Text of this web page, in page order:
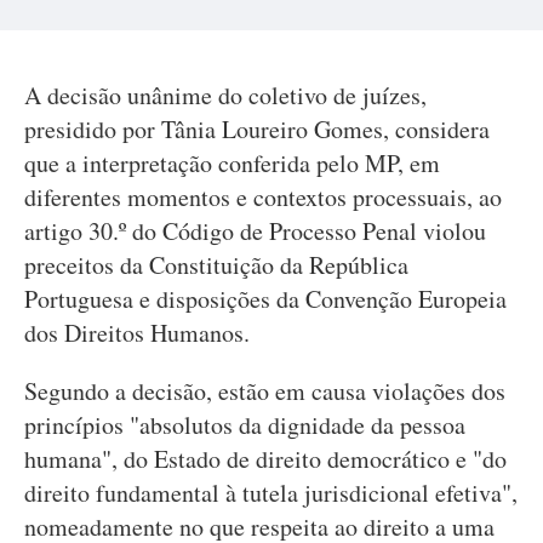
A decisão unânime do coletivo de juízes,
presidido por Tânia Loureiro Gomes, considera
que a interpretação conferida pelo MP, em
diferentes momentos e contextos processuais, ao
artigo 30.º do Código de Processo Penal violou
preceitos da Constituição da República
Portuguesa e disposições da Convenção Europeia
dos Direitos Humanos.
Segundo a decisão, estão em causa violações dos
princípios "absolutos da dignidade da pessoa
humana", do Estado de direito democrático e "do
direito fundamental à tutela jurisdicional efetiva",
nomeadamente no que respeita ao direito a uma